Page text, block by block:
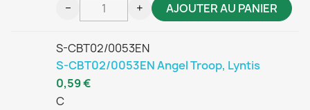
− + AJOUTER AU PANIER
S-CBT02/0053EN
S-CBT02/0053EN Angel Troop, Lyntis
C
0,59 €